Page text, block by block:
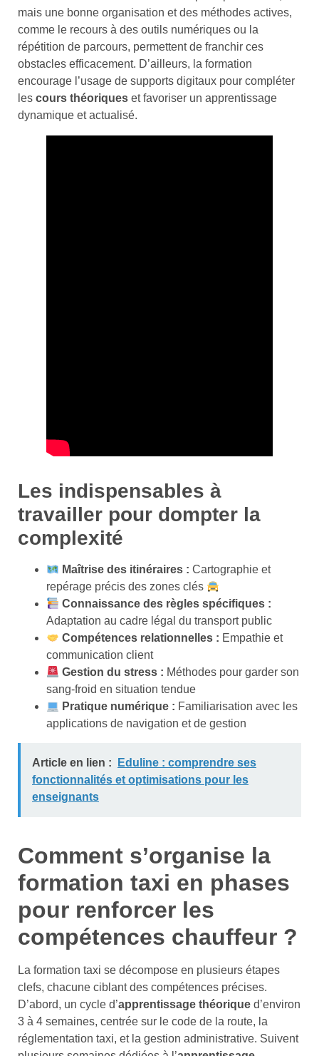
mais une bonne organisation et des méthodes actives,
comme le recours à des outils numériques ou la
répétition de parcours, permettent de franchir ces
obstacles efficacement. D’ailleurs, la formation
encourage l’usage de supports digitaux pour compléter
les cours théoriques et favoriser un apprentissage
dynamique et actualisé.
Les indispensables à
travailler pour dompter la
complexité
Maîtrise des itinéraires : Cartographie et
repérage précis des zones clés
Connaissance des règles spécifiques :
Adaptation au cadre légal du transport public
Compétences relationnelles : Empathie et
communication client
Gestion du stress : Méthodes pour garder son
sang-froid en situation tendue
Pratique numérique : Familiarisation avec les
applications de navigation et de gestion
Article en lien :
Eduline : comprendre ses
fonctionnalités et optimisations pour les
enseignants
Comment s’organise la
formation taxi en phases
pour renforcer les
compétences chauffeur ?
La formation taxi se décompose en plusieurs étapes
clefs, chacune ciblant des compétences précises.
D’abord, un cycle d’apprentissage théorique d’environ
3 à 4 semaines, centrée sur le code de la route, la
réglementation taxi, et la gestion administrative. Suivent